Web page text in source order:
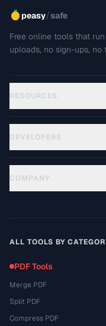
peasy/safe
Free online tools that
uploads, no sign-ups, no
RESOURCES
DEVELOPERS
COMPANY
ALL TOOLS BY
PDF Tools
Merge PDF
Split PDF
Compress PDF